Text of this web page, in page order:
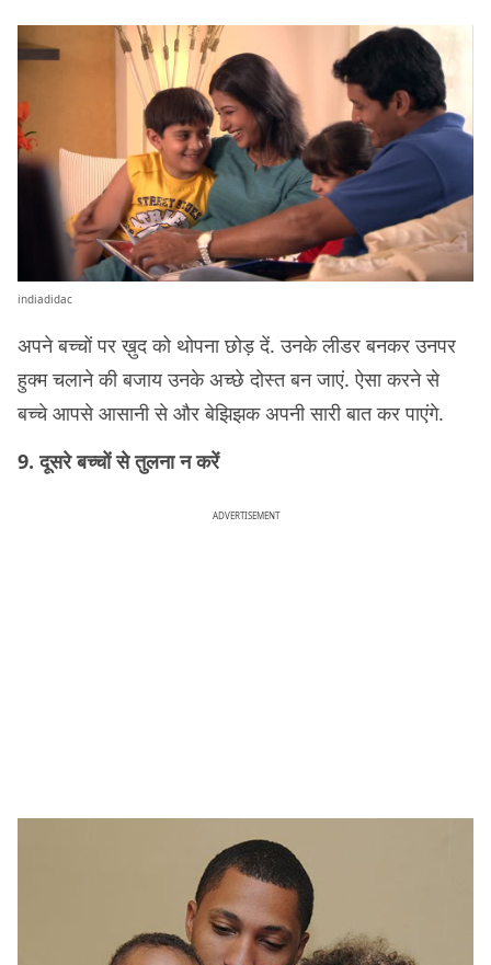
indiadidac
अपने बच्‍चों पर ख़ुद को थोपना छोड़ दें. उनके लीडर बनकर उनपर
हुक्‍म चलाने की बजाय उनके अच्‍छे दोस्‍त बन जाएं. ऐसा करने से
बच्‍चे आपसे आसानी से और बेझिझक अपनी सारी बात कर पाएंगे.
9. दूसरे बच्‍चों से तुलना न करें
ADVERTISEMENT